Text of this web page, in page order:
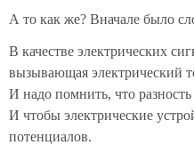
А то как же? Вначале было
В качестве электрических
вызывающая электрический
И надо помнить, что
И чтобы электрические
потенциалов.